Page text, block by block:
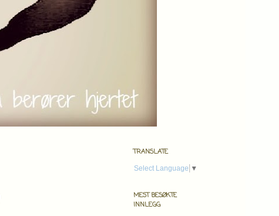
TRANSLATE
Select Language ▼
MEST BESØKTE
INNLEGG